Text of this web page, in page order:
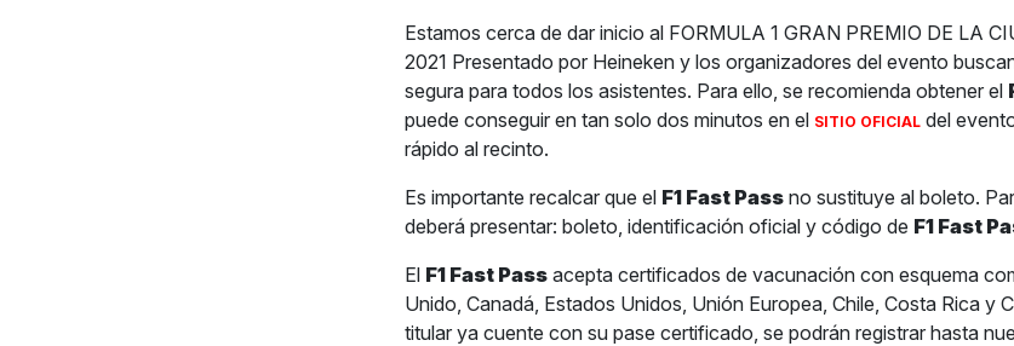
Estamos cerca de dar inicio al FORMULA 1 GRAN PREMIO DE LA
2021 Presentado por Heineken y los organizadores del evento
segura para todos los asistentes. Para ello, se recomienda obtener el
puede conseguir en tan solo dos minutos en el SITIO OFICIALdel
rápido al recinto.
Es importante recalcar que el F1 Fast Passno sustituye al boleto.
deberá presentar: boleto, identificación oficial y código de F1 Fast
El F1 Fast Passacepta certificados de vacunación con esquema
Unido, Canadá, Estados Unidos, Unión Europea, Chile, Costa Rica y
titular ya cuente con su pase certificado, se podrán registrar hasta